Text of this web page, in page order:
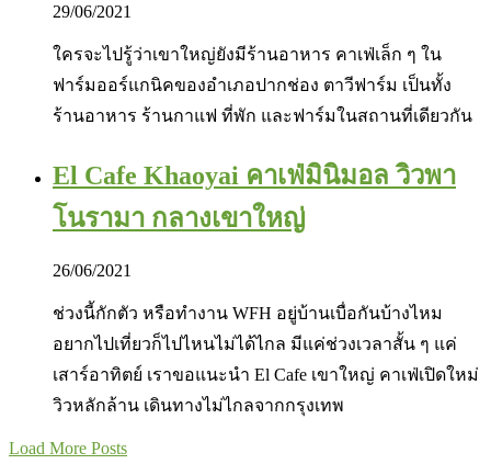
29/06/2021
ใครจะไปรู้ว่าเขาใหญ่ยังมีร้านอาหาร คาเฟ่เล็ก ๆ ใน
ฟาร์มออร์แกนิคของอำเภอปากช่อง ตาวีฟาร์ม เป็นทั้ง
ร้านอาหาร ร้านกาแฟ ที่พัก และฟาร์มในสถานที่เดียวกัน
El Cafe Khaoyai คาเฟ่มินิมอล วิวพา
โนรามา กลางเขาใหญ่
26/06/2021
ช่วงนี้กักตัว หรือทำงาน WFH อยู่บ้านเบื่อกันบ้างไหม
อยากไปเที่ยวก็ไปไหนไม่ได้ไกล มีแค่ช่วงเวลาสั้น ๆ แค่
เสาร์อาทิตย์ เราขอแนะนำ El Cafe เขาใหญ่ คาเฟ่เปิดใหม่
วิวหลักล้าน เดินทางไม่ไกลจากกรุงเทพ
Load More Posts